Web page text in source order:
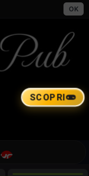
SCOPRI
OK